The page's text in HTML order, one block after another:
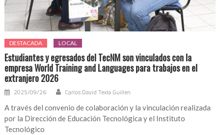
DESTACADA LOCAL
Estudiantes y egresados del TecNM son vinculados con la
empresa World Training and Languages para trabajos en el
extranjero 2026
2025/09/26 Carlos David Texla Guillen
A través del convenio de colaboración y la vinculación realizada
por la Dirección de Educación Tecnológica y el Instituto
Tecnológico